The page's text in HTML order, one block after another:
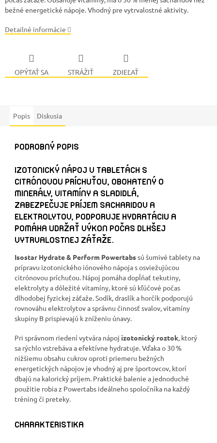
bežné energetické nápoje. Vhodný pre vytrvalostné aktivity.
Detailné informácie
OPÝTAŤ SA STRÁŽIŤ ZDIEĽAŤ
Popis Diskusia
PODROBNÝ POPIS
IZOTONICKÝ NÁPOJ V TABLETÁCH S
CITRÓNOVOU PRÍCHUŤOU, OBOHATENÝ O
MINERÁLY, VITAMÍNY A SLADIDLÁ,
ZABEZPEČUJE PRÍJEM SACHARIDOV A
ELEKTROLYTOV, PODPORUJE HYDRATÁCIU A
POMÁHA UDRŽAŤ VÝKON POČAS DLHŠEJ
VYTRVALOSTNEJ ZÁŤAŽE.
Isostar Hydrate & Perform Powertabssú šumivé tablety na
prípravu izotonického iónového nápoja s osviežujúcou
citrónovou príchuťou. Nápoj pomáha dopĺňať tekutiny,
elektrolyty a dôležité vitamíny, ktoré sú kľúčové počas
dlhodobej fyzickej záťaže. Sodík, draslík a horčík podporujú
rovnováhu elektrolytov a správnu činnosť svalov, vitamíny
skupiny B prispievajú k zníženiu únavy.
Pri správnom riedení vytvára nápoj izotonický roztok, ktorý
sa rýchlo vstrebáva a efektívne hydratuje. Vďaka o 30 %
nižšiemu obsahu cukrov oproti priemeru bežných
energetických nápojov je vhodný aj pre športovcov, ktorí
dbajú na kalorický príjem. Praktické balenie a jednoduché
použitie robia z Powertabs ideálneho spoločníka na každý
tréning či preteky.
CHARAKTERISTIKA